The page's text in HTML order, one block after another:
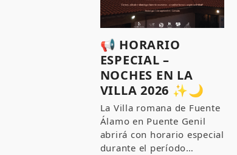
📢 HORARIO
ESPECIAL –
NOCHES EN LA
VILLA 2026 ✨🌙
La Villa romana de Fuente
Álamo en Puente Genil
abrirá con horario especial
durante el período…